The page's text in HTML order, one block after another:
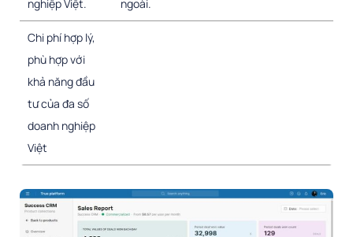
nghiệp Việt. ngoài.
Chi phí hợp lý,
phù hợp với
khả năng đầu
tư của đa số
doanh nghiệp
Việt